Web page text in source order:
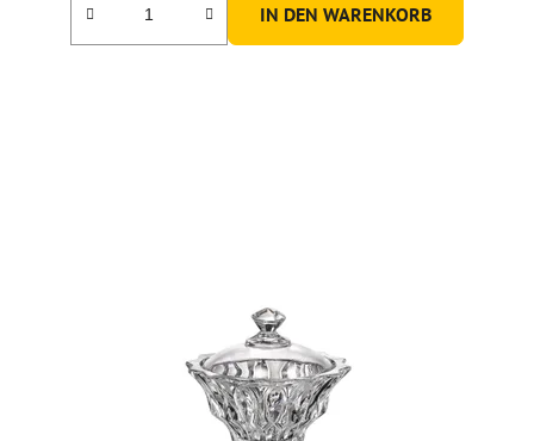
5
IN DEN WARENKORB